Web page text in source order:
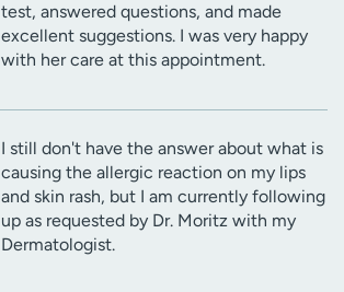
test, answered questions, and made
excellent suggestions. I was very happy
with her care at this appointment.
I still don't have the answer about what is
causing the allergic reaction on my lips
and skin rash, but I am currently following
up as requested by Dr. Moritz with my
Dermatologist.